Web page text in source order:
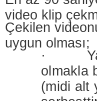
video klip
Çekilen
uygun olması;
·
olmakla
(midi alt